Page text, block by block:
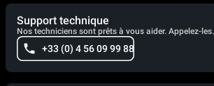
Support technique
Nos techniciens sont prêts à vous aider. Appelez-les.
+33 (0) 4 56 09 99 88